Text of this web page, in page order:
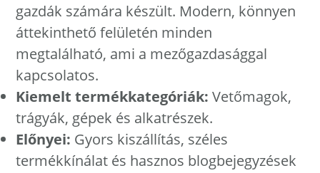
gazdák számára készült. Modern, könnyen
áttekinthető felületén minden
megtalálható, ami a mezőgazdasággal
kapcsolatos.
Kiemelt termékkategóriák: Vetőmagok,
trágyák, gépek és alkatrészek.
Előnyei: Gyors kiszállítás, széles
termékkínálat és hasznos blogbejegyzések